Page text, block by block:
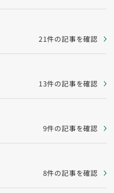
21件の記事を確認
13件の記事を確認
9件の記事を確認
8件の記事を確認